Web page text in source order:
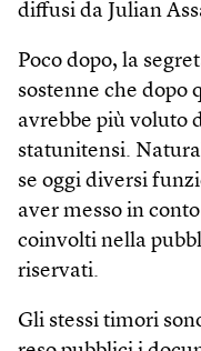
diffusi da Julian
Poco dopo, la
sostenne che dopo
avrebbe più voluto
statunitensi.
se oggi diversi
aver messo in
coinvolti nella
riservati.
Gli stessi timori